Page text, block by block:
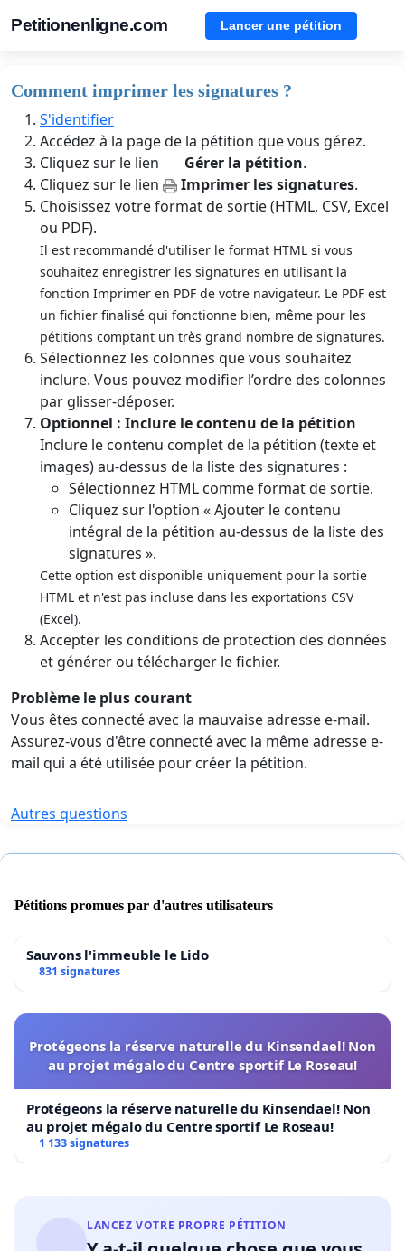
Petitionenligne.com Lancer une pétition
Comment imprimer les signatures ?
S'identifier
Accédez à la page de la pétition que vous gérez.
Cliquez sur le lien
Gérer la pétition.
Cliquez sur le lien
Imprimer les signatures.
Choisissez votre format de sortie (HTML, CSV, Excel
ou PDF).
Il est recommandé d'utiliser le format HTML si vous
souhaitez enregistrer les signatures en utilisant la
fonction Imprimer en PDF de votre navigateur. Le PDF est
un fichier finalisé qui fonctionne bien, même pour les
pétitions comptant un très grand nombre de signatures.
Sélectionnez les colonnes que vous souhaitez
inclure. Vous pouvez modifier l’ordre des colonnes
par glisser-déposer.
Optionnel : Inclure le contenu de la pétition
Inclure le contenu complet de la pétition (texte et
images) au-dessus de la liste des signatures :
Sélectionnez HTML comme format de sortie.
Cliquez sur l'option « Ajouter le contenu
intégral de la pétition au-dessus de la liste des
signatures ».
Cette option est disponible uniquement pour la sortie
HTML et n'est pas incluse dans les exportations CSV
(Excel).
Accepter les conditions de protection des données
et générer ou télécharger le fichier.
Problème le plus courant
Vous êtes connecté avec la mauvaise adresse e-mail.
Assurez-vous d'être connecté avec la même adresse e-
mail qui a été utilisée pour créer la pétition.
Autres questions
Pétitions promues par d'autres utilisateurs
Sauvons l'immeuble le Lido
831 signatures
Protégeons la réserve naturelle du Kinsendael! Non
au projet mégalo du Centre sportif Le Roseau!
Protégeons la réserve naturelle du Kinsendael! Non
au projet mégalo du Centre sportif Le Roseau!
1 133 signatures
LANCEZ VOTRE PROPRE PÉTITION